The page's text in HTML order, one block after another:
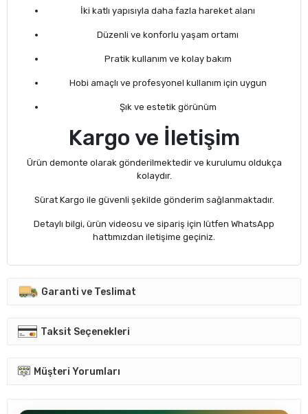
İki katlı yapısıyla daha fazla hareket alanı
Düzenli ve konforlu yaşam ortamı
Pratik kullanım ve kolay bakım
Hobi amaçlı ve profesyonel kullanım için uygun
Şık ve estetik görünüm
Kargo ve İletişim
Ürün demonte olarak gönderilmektedir ve kurulumu oldukça
kolaydır.
Sürat Kargo ile güvenli şekilde gönderim sağlanmaktadır.
Detaylı bilgi, ürün videosu ve sipariş için lütfen WhatsApp
hattımızdan iletişime geçiniz.
Garanti ve Teslimat
Taksit Seçenekleri
Müşteri Yorumları